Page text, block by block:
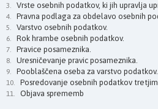
Vrste osebnih podatkov, ki jih upravlja
Pravna podlaga za obdelavo osebnih
Varstvo osebnih podatkov.
Rok hrambe osebnih podatkov.
Pravice posameznika.
Uresničevanje pravic posameznika.
Pooblaščena oseba za varstvo podatkov.
Posredovanje osebnih podatkov
Objava sprememb